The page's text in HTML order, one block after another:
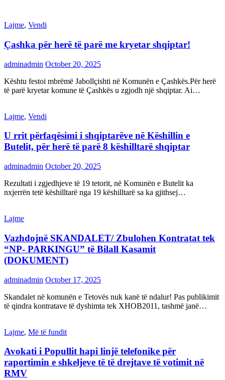
Lajme, Vendi
Çashka për herë të parë me kryetar shqiptar!
adminadmin October 20, 2025
Kështu festoi mbrëmë Jabollçishti në Komunën e Çashkës.Për herë
të parë kryetar komune të Çashkës u zgjodh një shqiptar. Ai…
Lajme, Vendi
U rrit përfaqësimi i shqiptarëve në Këshillin e
Butelit, për herë të parë 8 këshilltarë shqiptar
adminadmin October 20, 2025
Rezultati i zgjedhjeve të 19 tetorit, në Komunën e Butelit ka
nxjerrën tetë këshilltarë nga 19 këshilltarë sa ka gjithsej…
Lajme
Vazhdojnë SKANDALET/ Zbulohen Kontratat tek
“NP- PARKINGU” të Bilall Kasamit
(DOKUMENT)
adminadmin October 17, 2025
Skandalet në komunën e Tetovës nuk kanë të ndalur! Pas publikimit
të qindra kontratave të dyshimta tek XHOB2011, tashmë janë…
Lajme, Më të fundit
Avokati i Popullit hapi linjë telefonike për
raportimin e shkeljeve të të drejtave të votimit në
RMV